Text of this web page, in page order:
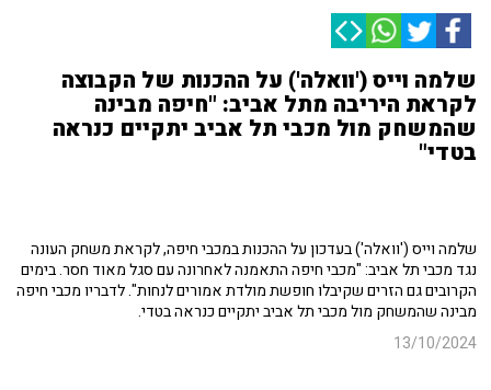
שלמה וייס ('וואלה') על ההכנות של הקבוצה
לקראת היריבה מתל אביב: "חיפה מבינה
שהמשחק מול מכבי תל אביב יתקיים כנראה
בטדי"
שלמה וייס ('וואלה') בעדכון על ההכנות במכבי חיפה, לקראת משחק העונה
נגד מכבי תל אביב: "מכבי חיפה התאמנה לאחרונה עם סגל מאוד חסר. בימים
הקרובים גם הזרים שקיבלו חופשת מולדת אמורים לנחות". לדבריו מכבי חיפה
מבינה שהמשחק מול מכבי תל אביב יתקיים כנראה בטדי.
13/10/2024